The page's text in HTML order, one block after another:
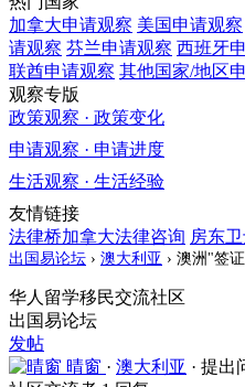
加拿大申请观察 美国申请观察
请观察 芬兰申请观察 西班牙
联酋申请观察 其他国家/地区
观察专版
政策观察 · 政策变化
申请观察 · 申请进度
生活观察 · 生活经验
友情链接
法律桥加拿大法律咨询 房东
出国易论坛 › 澳大利亚 › 澳洲"签
华人留学移民交流社区
出国易论坛
发帖
晴窗 · 澳大利亚 · 提出